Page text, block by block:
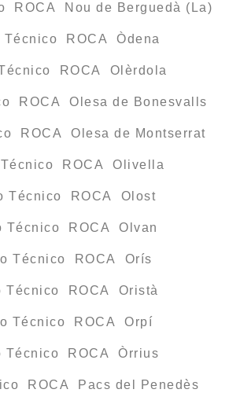
ROCA Nou de Berguedà (La)
Técnico ROCA Òdena
ROCA Olèrdola
ROCA Olesa de Bonesvalls
ROCA Olesa de Montserrat
ROCA Olivella
Técnico ROCA Olost
Técnico ROCA Olvan
Técnico ROCA Orís
Técnico ROCA Oristà
Técnico ROCA Orpí
Técnico ROCA Òrrius
ROCA Pacs del Penedès